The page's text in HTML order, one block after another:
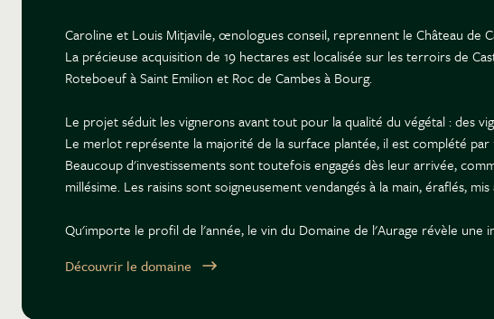
Caroline et Louis Mitjavile, œnologues conseil, reprennent le Château de
La précieuse acquisition de 19 hectares est localisée sur les terroirs de
Roteboeuf à Saint Emilion et Roc de Cambes à Bourg.
Le projet séduit les vignerons avant tout pour la qualité du végétal : des
Le merlot représente la majorité de la surface plantée, il est complété par
Beaucoup d'investissements sont toutefois engagés dès leur arrivée,
millésime. Les raisins sont soigneusement vendangés à la main, éraflés,
Qu'importe le profil de l'année, le vin du Domaine de l'Aurage révèle une
Découvrir le domaine